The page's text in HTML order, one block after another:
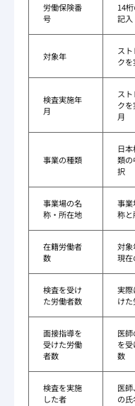
労働保険番
号
14
記入
対象年
ス
ク
検査実施年
月
ス
ク
月
事業の種類
日
類の
択
事業場の名
称・所在地
事業
称と
在籍労働者
数
対象
現在
検査を受け
た労働者数
実際
け
面接指導を
受けた労働
者数
医
を
数
検査を実施
した者
医
の氏